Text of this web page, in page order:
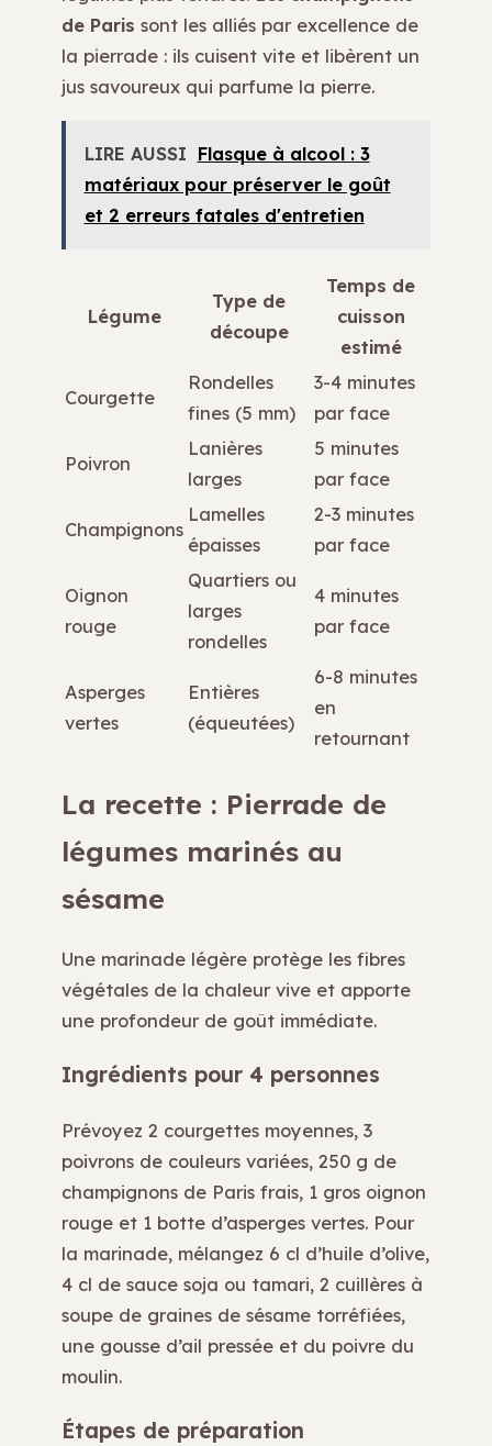
de Paris sont les alliés par excellence de
la pierrade : ils cuisent vite et libèrent un
jus savoureux qui parfume la pierre.
LIRE AUSSI Flasque à alcool : 3
matériaux pour préserver le goût
et 2 erreurs fatales d'entretien
Légume
Type de
découpe
Temps de
cuisson
estimé
Courgette
Rondelles
fines (5 mm)
3-4 minutes
par face
Poivron
Lanières
larges
5 minutes
par face
Champignons
Lamelles
épaisses
2-3 minutes
par face
Oignon
rouge
Quartiers ou
larges
rondelles
4 minutes
par face
Asperges
vertes
Entières
(équeutées)
6-8 minutes
en
retournant
La recette : Pierrade de
légumes marinés au
sésame
Une marinade légère protège les fibres
végétales de la chaleur vive et apporte
une profondeur de goût immédiate.
Ingrédients pour 4 personnes
Prévoyez 2 courgettes moyennes, 3
poivrons de couleurs variées, 250 g de
champignons de Paris frais, 1 gros oignon
rouge et 1 botte d’asperges vertes. Pour
la marinade, mélangez 6 cl d’huile d’olive,
4 cl de sauce soja ou tamari, 2 cuillères à
soupe de graines de sésame torréfiées,
une gousse d’ail pressée et du poivre du
moulin.
Étapes de préparation